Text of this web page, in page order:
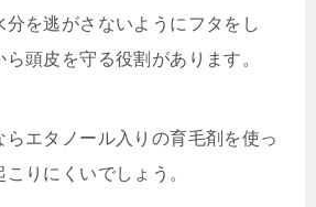
分を逃がさないようにフタをし
頭皮を守る役割があります。
らエタノール入りの育毛剤を使っ
りにくいでしょう。